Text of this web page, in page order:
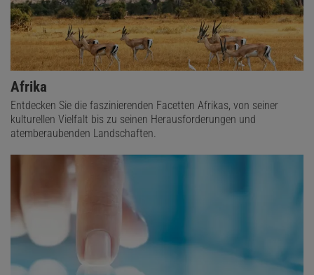
Afrika
Entdecken Sie die faszinierenden Facetten Afrikas, von seiner
kulturellen Vielfalt bis zu seinen Herausforderungen und
atemberaubenden Landschaften.